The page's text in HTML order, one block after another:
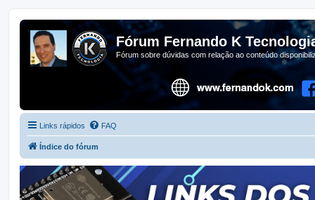
Fórum Fernando K
Fórum sobre dúvidas com relação ao conteúdo
Links rápidos FAQ
Índice do fórum